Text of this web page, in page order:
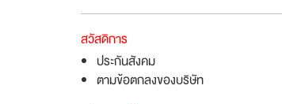
สวัสดิการ
ประกันสังคม
ตามข้อตกลงของบริษัท